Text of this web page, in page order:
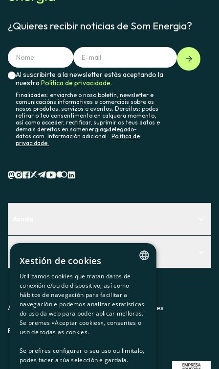
¿Quieres recibir noticias de Som Energia?
Al suscribirte a la newsletter estás aceptando la
nuestraPolítica de privacidade.
Finalidades: enviarche o noso boletín, newsletter e
comunicacións informativas e comerciais sobre os
nosos produtos, servizos e eventos. Dereitos: podes
retirar o teu consentimento en calquera momento,
así como acceder, rectificar, suprimir os teus datos e
demais dereitos en somenergia@delegado-
datos.com. Información adicional: Política de
privacidade.
Descubre qué servicio te encaja mejor
Contacto
Actualidad
O recuncho da socia
Prensa
Trabaja con nosotros
Aviso legalPolítica de privacidadPolítica de cookies
ES CAGLEU
CATALAN
SPANISH
GL
Xestión de cookies
Utilizamos cookies que tratan datos de
conexión e/ou do dispositivo, así como
hábitos de navegación para facilitar a
navegación e podemos analizar estatísticas
do uso da web para poder aplicar melloras.
Se premes «Aceptar cookies», consentes o
uso de todas as cookies.
Se prefires configurar o seu uso ou limitalo,
podes facer a túa selección e gardala.